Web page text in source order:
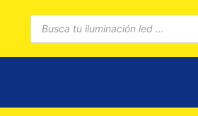
Búsqueda
de
productos